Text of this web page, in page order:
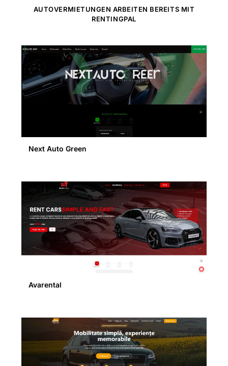
AUTOVERMIETUNGEN ARBEITEN BEREITS MIT
RENTINGPAL
Next Auto Green
Avarental